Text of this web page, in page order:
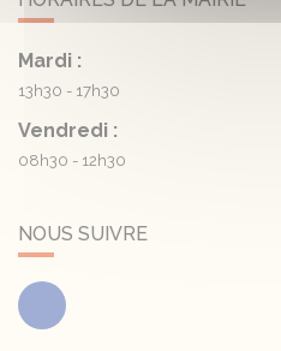
Mardi :
13h30 - 17h30
Vendredi :
08h30 - 12h30
NOUS SUIVRE
Facebook